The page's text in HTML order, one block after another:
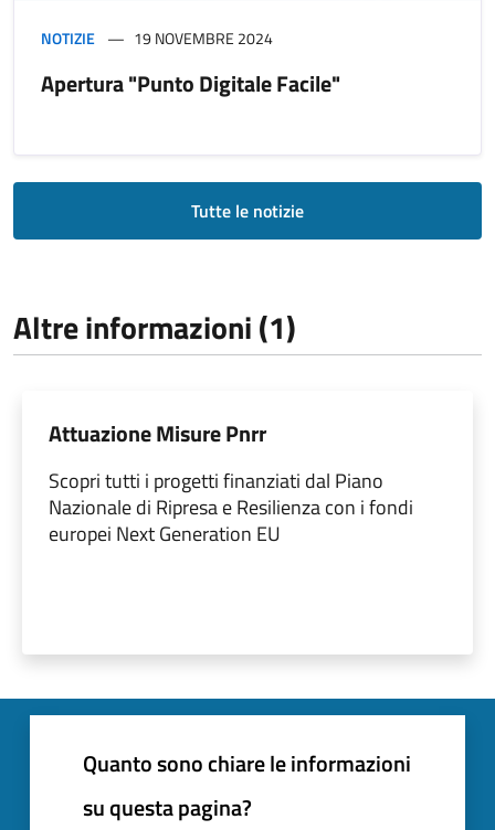
NOTIZIE 19 NOVEMBRE 2024
Apertura "Punto Digitale Facile"
Tutte le notizie
Altre informazioni (1)
Attuazione Misure Pnrr
Scopri tutti i progetti finanziati dal Piano
Nazionale di Ripresa e Resilienza con i fondi
europei Next Generation EU
Quanto sono chiare le informazioni
su questa pagina?